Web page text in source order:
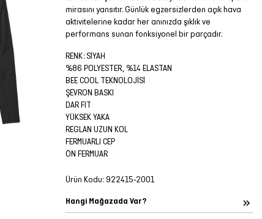
mirasını yansıtır. Günlük egzersizlerden açık hava
aktivitelerine kadar her anınızda şıklık ve
performans sunan fonksiyonel bir parçadır.
RENK: SİYAH
%86 POLYESTER, %14 ELASTAN
BEE COOL TEKNOLOJİSİ
ŞEVRON BASKI
DAR FIT
YÜKSEK YAKA
REGLAN UZUN KOL
FERMUARLI CEP
ÖN FERMUAR
Ürün Kodu: 922415-2001
Hangi Mağazada Var?